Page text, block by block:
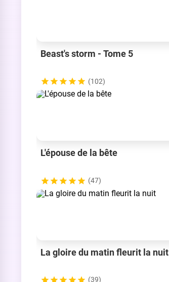
Beast's storm - Tome 5
(102)
L'épouse de la bête
(47)
La gloire du matin fleurit la nuit
(39)